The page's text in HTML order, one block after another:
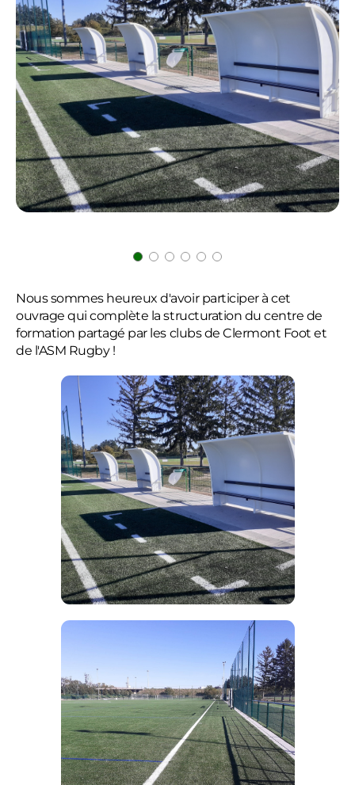
Nous sommes heureux d'avoir participer à cet
ouvrage qui complète la structuration du centre de
formation partagé par les clubs de Clermont Foot et
de l'ASM Rugby !